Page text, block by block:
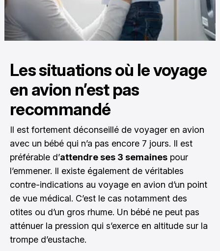
Les situations où le voyage
en avion n’est pas
recommandé
Il est fortement déconseillé de voyager en avion
avec un bébé qui n’a pas encore 7 jours. Il est
préférable d’attendre ses 3 semaines pour
l’emmener. Il existe également de véritables
contre-indications au voyage en avion d’un point
de vue médical. C’est le cas notamment des
otites ou d’un gros rhume. Un bébé ne peut pas
atténuer la pression qui s’exerce en altitude sur la
trompe d’eustache.